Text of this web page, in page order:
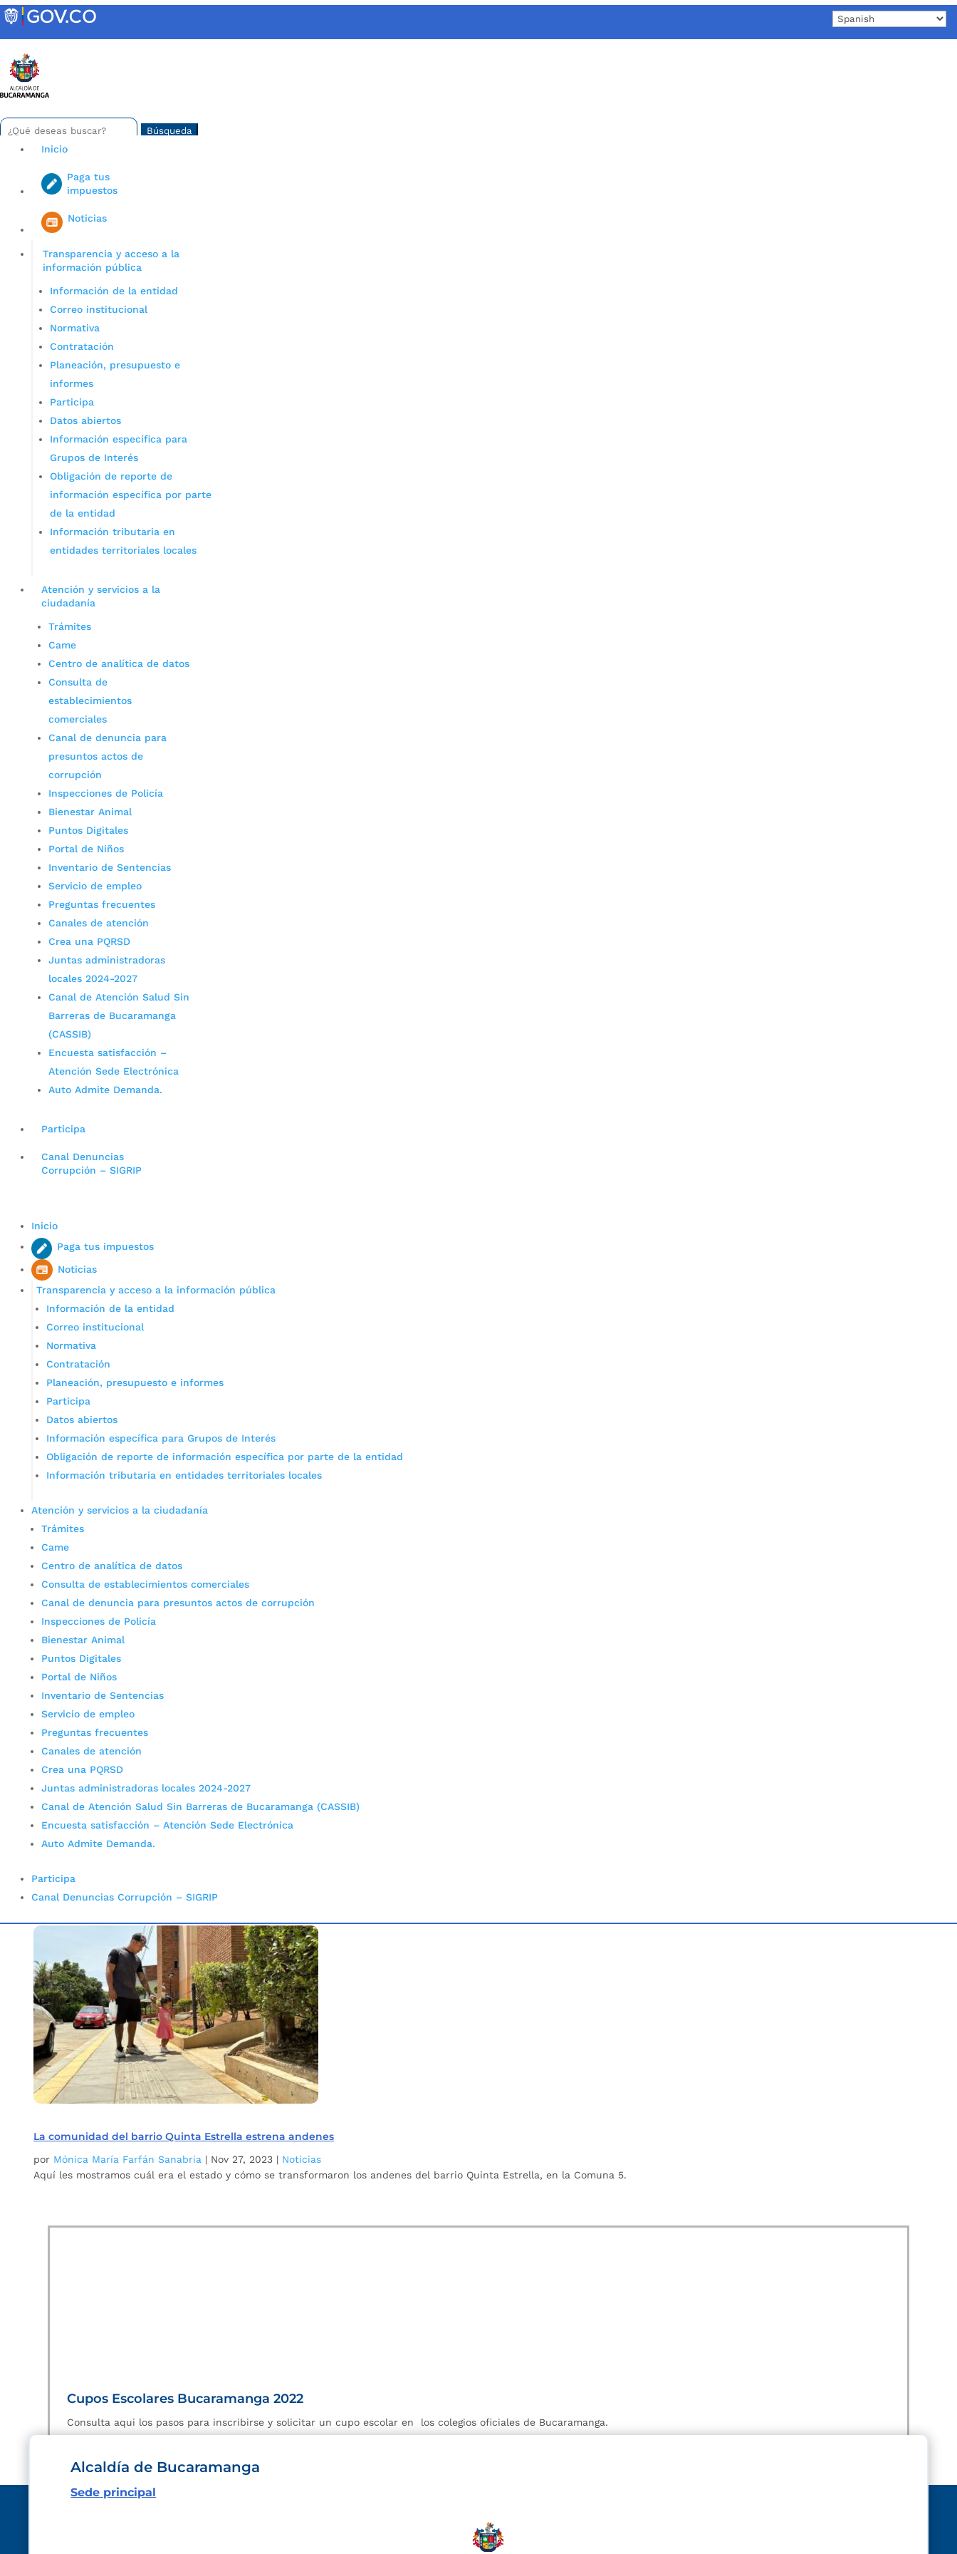
Skip
to
Buscar:
Search
for...
Iniciar sesión en gov co
Inicio
Paga tus
impuestos
Noticias
Transparencia y acceso a la
información pública
Información de la entidad
Correo institucional
Normativa
Contratación
Planeación, presupuesto e
informes
Participa
Datos abiertos
Información específica para
Grupos de Interés
Obligación de reporte de
información específica por parte
de la entidad
Información tributaria en
entidades territoriales locales
Atención y servicios a la
ciudadanía
Trámites
Came
Centro de analítica de datos
Consulta de
establecimientos
comerciales
Canal de denuncia para
presuntos actos de
corrupción
Inspecciones de Policía
Bienestar Animal
Puntos Digitales
Portal de Niños
Inventario de Sentencias
Servicio de empleo
Preguntas frecuentes
Canales de atención
Crea una PQRSD
Juntas administradoras
locales 2024-2027
Canal de Atención Salud Sin
Barreras de Bucaramanga
(CASSIB)
Encuesta satisfacción –
Atención Sede Electrónica
Auto Admite Demanda.
Participa
Canal Denuncias
Corrupción – SIGRIP
Inicio
Paga tus impuestos
Noticias
Transparencia y acceso a la información pública
Información de la entidad
Correo institucional
Normativa
Contratación
Planeación, presupuesto e informes
Participa
Datos abiertos
Información específica para Grupos de Interés
Obligación de reporte de información específica por parte de la entidad
Información tributaria en entidades territoriales locales
Atención y servicios a la ciudadanía
Trámites
Came
Centro de analítica de datos
Consulta de establecimientos comerciales
Canal de denuncia para presuntos actos de corrupción
Inspecciones de Policía
Bienestar Animal
Puntos Digitales
Portal de Niños
Inventario de Sentencias
Servicio de empleo
Preguntas frecuentes
Canales de atención
Crea una PQRSD
Juntas administradoras locales 2024-2027
Canal de Atención Salud Sin Barreras de Bucaramanga (CASSIB)
Encuesta satisfacción – Atención Sede Electrónica
Auto Admite Demanda.
Participa
Canal Denuncias Corrupción – SIGRIP
Etiqueta: Barrio Quinta Estrella
La comunidad del barrio Quinta Estrella estrena andenes
por Mónica María Farfán Sanabria | Nov 27, 2023 | Noticias
Aquí les mostramos cuál era el estado y cómo se transformaron los andenes del barrio Quinta Estrella, en la Comuna 5.
Cupos Escolares Bucaramanga 2022
Consulta aqui los pasos para inscribirse y solicitar un cupo escolar en los colegios oficiales de Bucaramanga.
Alcaldía de Bucaramanga
Sede principal